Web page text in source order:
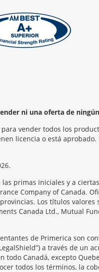
ni una oferta de
vender todos los
licencia o está
primas iniciales y a
Company of Canada.
Los títulos valores
Canada Ltd., Mutual
de Primerica son
a través de un
todo Canadá, excepto
todos los términos, la